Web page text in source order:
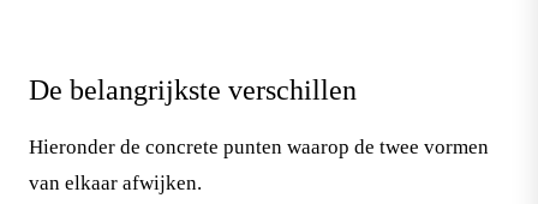
De belangrijkste verschillen
Hieronder de concrete punten waarop de twee vormen
van elkaar afwijken.